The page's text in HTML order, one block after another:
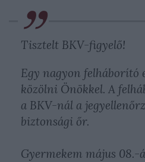
Tisztelt BKV-figyelő!
Egy nagyon felháborító
közölni Önökkel. A
a BKV-nál a
biztonsági őr.
Gyermekem május 08.-